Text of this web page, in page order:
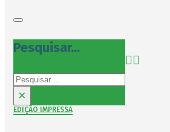
Pesquisar...
Pesquisar
×
EDIÇÃO IMPRESSA